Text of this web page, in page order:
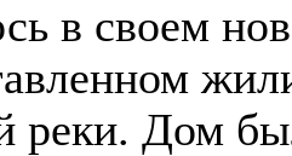
в своем
реки. Дом